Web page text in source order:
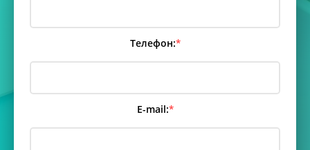
Телефон:*
E-mail:*